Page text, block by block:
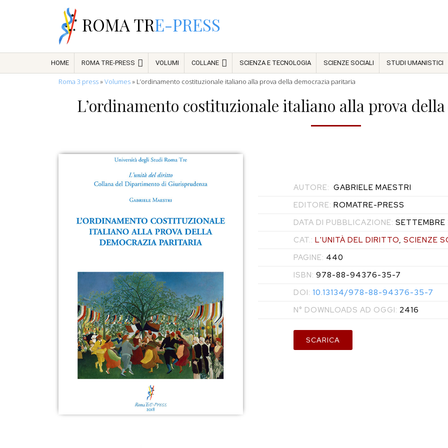
ROMA TRE-PRESS
HOME ROMA TRE-PRESS VOLUMI COLLANE SCIENZA E TECNOLOGIA SCIENZE SOCIALI STUDI UMANISTICI
Roma 3 press»Volumes» L’ordinamento costituzionale italiano alla prova della democrazia paritaria
L’ordinamento costituzionale italiano alla prova
AUTORE: GABRIELE MAESTRI
EDITORE: ROMATRE-PRESS
DATA DI PUBBLICAZIONE: SETTEMBRE
CAT.: L'UNITÀ DEL DIRITTO,SCIENZE
PAGINE: 440
ISBN: 978-88-94376-35-7
DOI: 10.13134/978-88-94376-35-7
N° DOWNLOADS AD OGGI: 2416
SCARICA